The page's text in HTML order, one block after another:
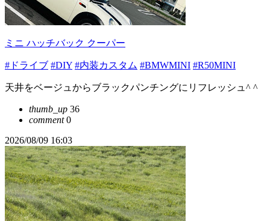
ミニ ハッチバック クーパー
#ドライブ #DIY #内装カスタム #BMWMINI #R50MINI
天井をベージュからブラックパンチングにリフレッシュ^ ^
thumb_up 36
comment0
2026/08/09 16:03